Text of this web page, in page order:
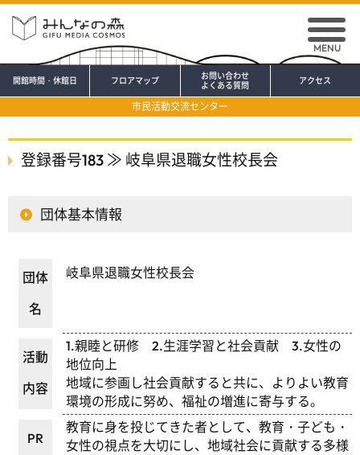
アクセス
開館時間・休館日 フロアマップ
お問い合わせ
よくある質問
市民活動交流センター
MENU
登録番号183 ≫ 岐阜県退職女性校長会
団体基本情報
団体
名
岐阜県退職女性校長会
活動
内容
1.親睦と研修 2.生涯学習と社会貢献 3.女性の
地位向上
地域に参画し社会貢献すると共に、よりよい教育
環境の形成に努め、福祉の増進に寄与する。
PR
教育に身を投じてきた者として、教育・子ども・
女性の視点を大切にし、地域社会に貢献する多様